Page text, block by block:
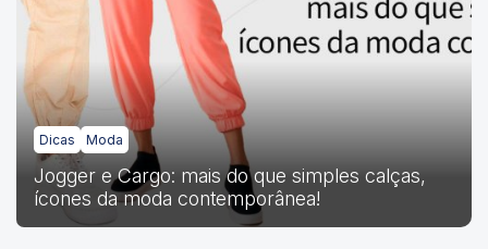
Dicas Moda
Jogger e Cargo: mais do que simples calças,
ícones da moda contemporânea!